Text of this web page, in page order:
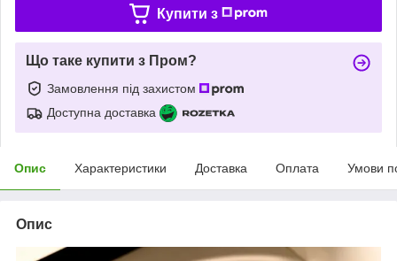
Купити з
Що таке купити з Пром?
Замовлення під захистом
Доступна доставка
Опис Характеристики Доставка Оплата Умови
Опис